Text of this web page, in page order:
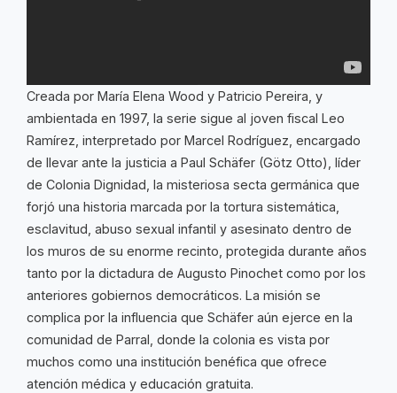
Creada por María Elena Wood y Patricio Pereira, y
ambientada en 1997, la serie sigue al joven fiscal Leo
Ramírez, interpretado por Marcel Rodríguez, encargado
de llevar ante la justicia a Paul Schäfer (Götz Otto), líder
de Colonia Dignidad, la misteriosa secta germánica que
forjó una historia marcada por la tortura sistemática,
esclavitud, abuso sexual infantil y asesinato dentro de
los muros de su enorme recinto, protegida durante años
tanto por la dictadura de Augusto Pinochet como por los
anteriores gobiernos democráticos. La misión se
complica por la influencia que Schäfer aún ejerce en la
comunidad de Parral, donde la colonia es vista por
muchos como una institución benéfica que ofrece
atención médica y educación gratuita.